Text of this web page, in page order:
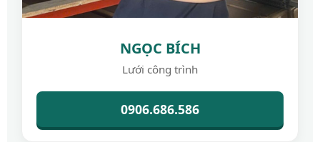
NGỌC BÍCH
Lưới công trình
0906.686.586